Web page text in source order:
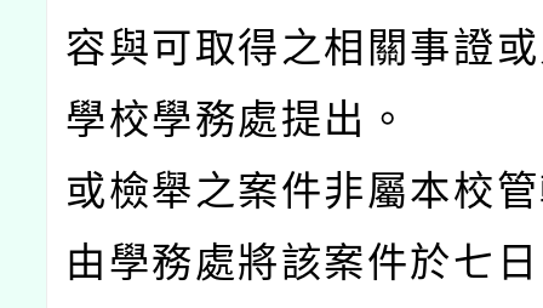
容與可取得之相關事證
學校學務處提出。
或檢舉之案件非屬本校
由學務處將該案件於七